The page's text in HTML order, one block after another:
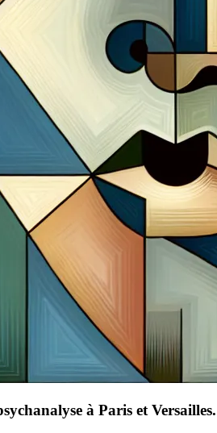
à Paris et Versailles.